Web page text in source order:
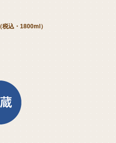
込・1800ml）